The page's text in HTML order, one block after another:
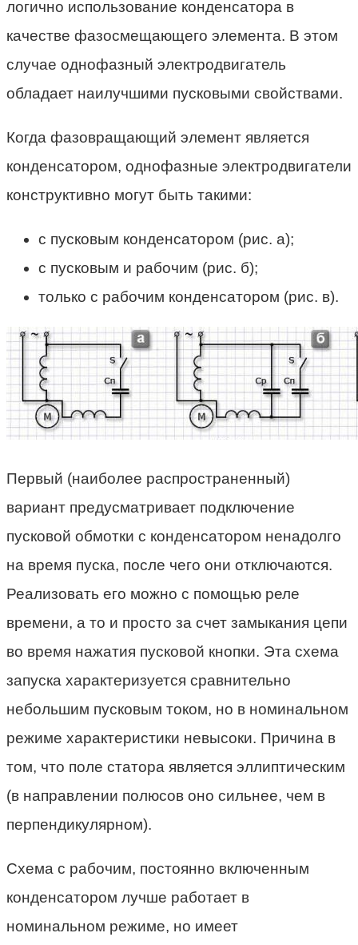
логично использование конденсатора в
качестве фазосмещающего элемента. В этом
случае однофазный электродвигатель
обладает наилучшими пусковыми свойствами.
Когда фазовращающий элемент является
конденсатором, однофазные электродвигатели
конструктивно могут быть такими:
с пусковым конденсатором (рис. а);
с пусковым и рабочим (рис. б);
только с рабочим конденсатором (рис. в).
Первый (наиболее распространенный)
вариант предусматривает подключение
пусковой обмотки с конденсатором ненадолго
на время пуска, после чего они отключаются.
Реализовать его можно с помощью реле
времени, а то и просто за счет замыкания цепи
во время нажатия пусковой кнопки. Эта схема
запуска характеризуется сравнительно
небольшим пусковым током, но в номинальном
режиме характеристики невысоки. Причина в
том, что поле статора является эллиптическим
(в направлении полюсов оно сильнее, чем в
перпендикулярном).
Схема с рабочим, постоянно включенным
конденсатором лучше работает в
номинальном режиме, но имеет